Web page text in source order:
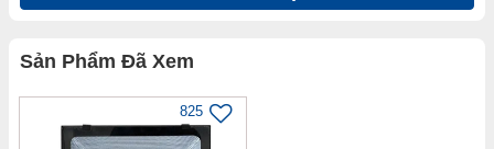
Sản Phẩm Đã Xem
825